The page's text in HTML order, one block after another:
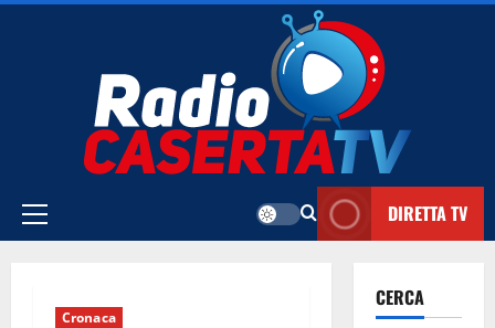
Vai
Menu
DIRETTA TV
Cronaca
CERCA